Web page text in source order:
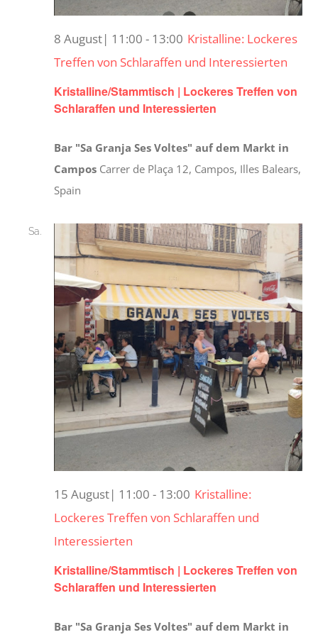
Kristalline/Stammtisch | Lockeres Treffen von
Schlaraffen und Interessierten
8 August| 11:00 - 13:00 Kristalline: Lockeres
Treffen von Schlaraffen und Interessierten
Bar "Sa Granja Ses Voltes" auf dem Markt in
Campos Carrer de Plaça 12, Campos, Illes Balears,
Spain
Sa.
Kristalline/Stammtisch | Lockeres Treffen von
Schlaraffen und Interessierten
15 August| 11:00 - 13:00 Kristalline:
Lockeres Treffen von Schlaraffen und
Interessierten
Bar "Sa Granja Ses Voltes" auf dem Markt in